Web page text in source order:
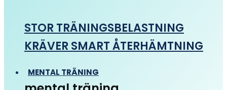
STOR TRÄNINGSBELASTNING
KRÄVER SMART ÅTERHÄMTNING
MENTAL TRÄNING